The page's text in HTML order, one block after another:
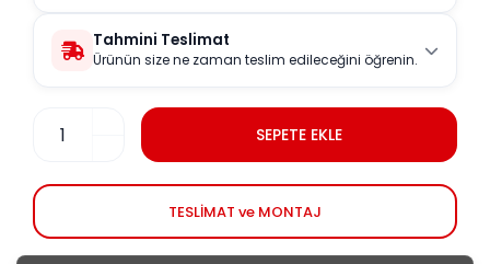
Tahmini Teslimat
Ürünün size ne zaman teslim edileceğini öğrenin.
SEPETE EKLE
TESLİMAT ve MONTAJ